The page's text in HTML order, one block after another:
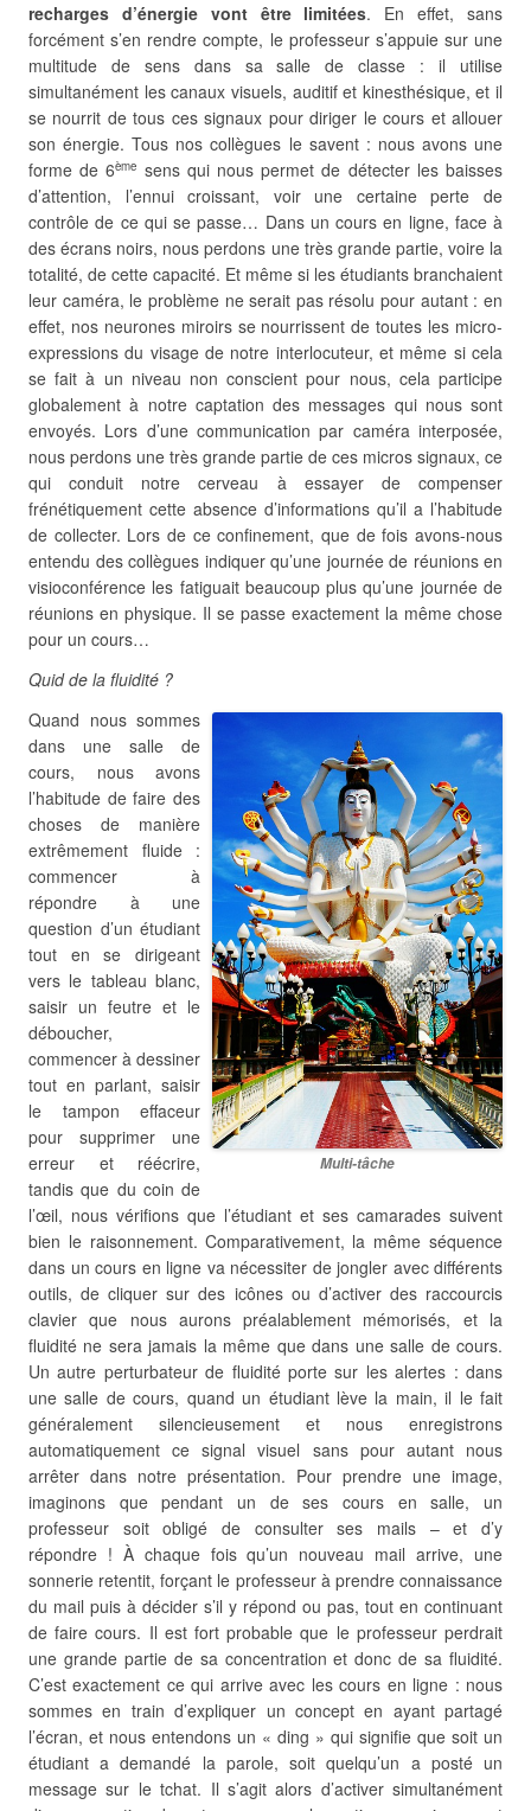
recharges d’énergie vont être limitées. En effet, sans
forcément s’en rendre compte, le professeur s’appuie sur une
multitude de sens dans sa salle de classe : il utilise
simultanément les canaux visuels, auditif et kinesthésique, et il
se nourrit de tous ces signaux pour diriger le cours et allouer
son énergie. Tous nos collègues le savent : nous avons une
forme de 6ème sens qui nous permet de détecter les baisses
d’attention, l’ennui croissant, voir une certaine perte de
contrôle de ce qui se passe… Dans un cours en ligne, face à
des écrans noirs, nous perdons une très grande partie, voire la
totalité, de cette capacité. Et même si les étudiants branchaient
leur caméra, le problème ne serait pas résolu pour autant : en
effet, nos neurones miroirs se nourrissent de toutes les micro-
expressions du visage de notre interlocuteur, et même si cela
se fait à un niveau non conscient pour nous, cela participe
globalement à notre captation des messages qui nous sont
envoyés. Lors d’une communication par caméra interposée,
nous perdons une très grande partie de ces micros signaux, ce
qui conduit notre cerveau à essayer de compenser
frénétiquement cette absence d’informations qu’il a l’habitude
de collecter. Lors de ce confinement, que de fois avons-nous
entendu des collègues indiquer qu’une journée de réunions en
visioconférence les fatiguait beaucoup plus qu’une journée de
réunions en physique. Il se passe exactement la même chose
pour un cours…
Quid de la fluidité ?
Multi-tâche
Quand nous sommes
dans une salle de
cours, nous avons
l’habitude de faire des
choses de manière
extrêmement fluide :
commencer à
répondre à une
question d’un étudiant
tout en se dirigeant
vers le tableau blanc,
saisir un feutre et le
déboucher,
commencer à dessiner
tout en parlant, saisir
le tampon effaceur
pour supprimer une
erreur et réécrire,
tandis que du coin de
l’œil, nous vérifions que l’étudiant et ses camarades suivent
bien le raisonnement. Comparativement, la même séquence
dans un cours en ligne va nécessiter de jongler avec différents
outils, de cliquer sur des icônes ou d’activer des raccourcis
clavier que nous aurons préalablement mémorisés, et la
fluidité ne sera jamais la même que dans une salle de cours.
Un autre perturbateur de fluidité porte sur les alertes : dans
une salle de cours, quand un étudiant lève la main, il le fait
généralement silencieusement et nous enregistrons
automatiquement ce signal visuel sans pour autant nous
arrêter dans notre présentation. Pour prendre une image,
imaginons que pendant un de ses cours en salle, un
professeur soit obligé de consulter ses mails – et d’y
répondre ! À chaque fois qu’un nouveau mail arrive, une
sonnerie retentit, forçant le professeur à prendre connaissance
du mail puis à décider s’il y répond ou pas, tout en continuant
de faire cours. Il est fort probable que le professeur perdrait
une grande partie de sa concentration et donc de sa fluidité.
C’est exactement ce qui arrive avec les cours en ligne : nous
sommes en train d’expliquer un concept en ayant partagé
l’écran, et nous entendons un « ding » qui signifie que soit un
étudiant a demandé la parole, soit quelqu’un a posté un
message sur le tchat. Il s’agit alors d’activer simultanément